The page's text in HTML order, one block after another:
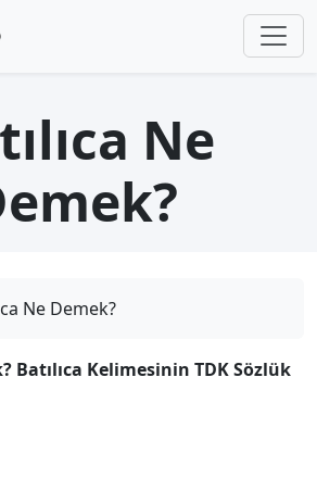
Ne
Ne Demek?
Batılıca Kelimesinin TDK Sözlük